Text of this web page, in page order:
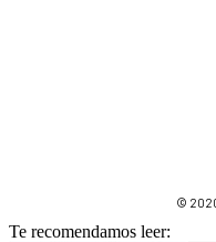
©
Te recomendamos leer: